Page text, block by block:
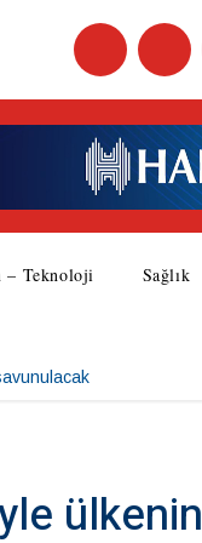
– Teknoloji Sağlık
ülkenin